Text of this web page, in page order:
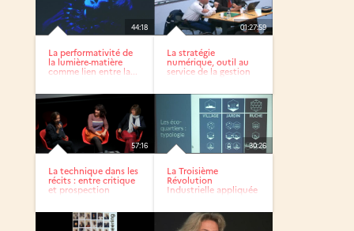
44:18
La performativité de
la lumière-matière
comme lien entre la...
01:27:59
La stratégie
numérique, outil au
service de la gestion
57:16
La technique dans les
récits : entre critique
et prospection
30:26
La Troisième
Révolution
Industrielle appliquée